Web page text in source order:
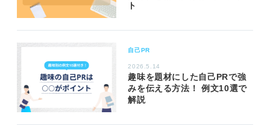
ト
自己PR
2026.5.14
趣味を題材にした自己PRで強
みを伝える方法！ 例文10選で
解説